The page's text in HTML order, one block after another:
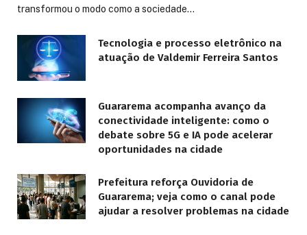
transformou o modo como a sociedade…
Tecnologia e processo eletrônico na
atuação de Valdemir Ferreira Santos
Guararema acompanha avanço da
conectividade inteligente: como o
debate sobre 5G e IA pode acelerar
oportunidades na cidade
Prefeitura reforça Ouvidoria de
Guararema; veja como o canal pode
ajudar a resolver problemas na cidade